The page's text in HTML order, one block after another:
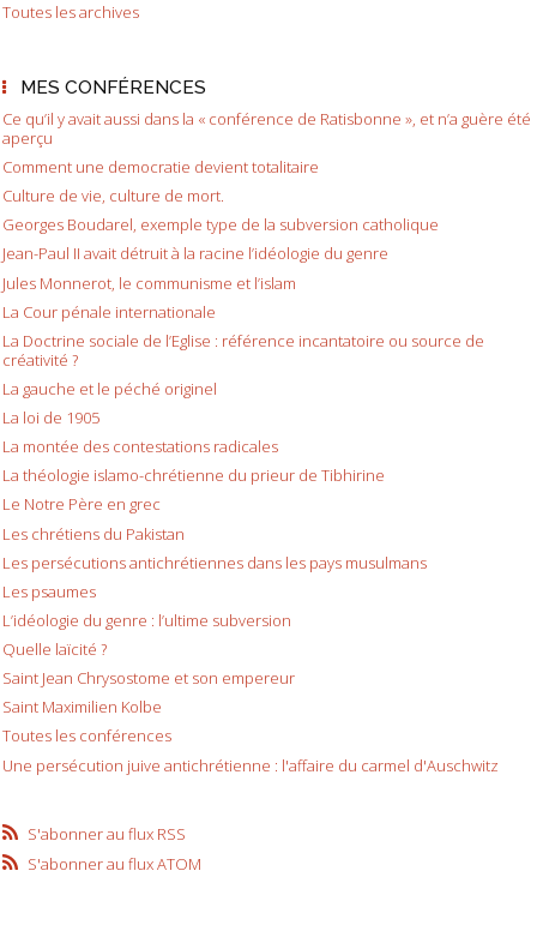
Toutes les archives
MES CONFÉRENCES
Ce qu’il y avait aussi dans la « conférence de Ratisbonne », et n’a guère été
aperçu
Comment une democratie devient totalitaire
Culture de vie, culture de mort.
Georges Boudarel, exemple type de la subversion catholique
Jean-Paul II avait détruit à la racine l’idéologie du genre
Jules Monnerot, le communisme et l’islam
La Cour pénale internationale
La Doctrine sociale de l’Eglise : référence incantatoire ou source de
créativité ?
La gauche et le péché originel
La loi de 1905
La montée des contestations radicales
La théologie islamo-chrétienne du prieur de Tibhirine
Le Notre Père en grec
Les chrétiens du Pakistan
Les persécutions antichrétiennes dans les pays musulmans
Les psaumes
L’idéologie du genre : l’ultime subversion
Quelle laïcité ?
Saint Jean Chrysostome et son empereur
Saint Maximilien Kolbe
Toutes les conférences
Une persécution juive antichrétienne : l'affaire du carmel d'Auschwitz
S'abonner au flux RSS
S'abonner au flux ATOM